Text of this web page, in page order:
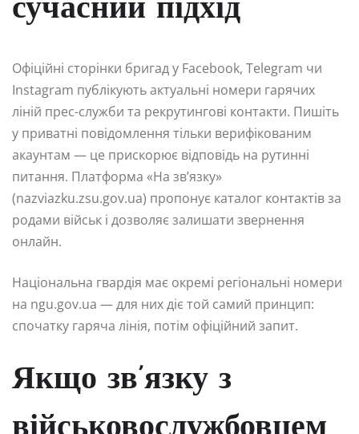
сучасний підхід
Офіційні сторінки бригад у Facebook, Telegram чи
Instagram публікують актуальні номери гарячих
ліній прес-служби та рекрутингові контакти. Пишіть
у приватні повідомлення тільки верифікованим
акаунтам — це прискорює відповідь на рутинні
питання. Платформа «На зв’язку»
(nazviazku.zsu.gov.ua) пропонує каталог контактів за
родами військ і дозволяє залишати звернення
онлайн.
Національна гвардія має окремі регіональні номери
на ngu.gov.ua — для них діє той самий принцип:
спочатку гаряча лінія, потім офіційний запит.
Якщо зв’язку з